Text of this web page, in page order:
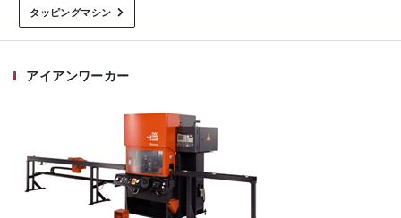
タッピングマシン
アイアンワーカー